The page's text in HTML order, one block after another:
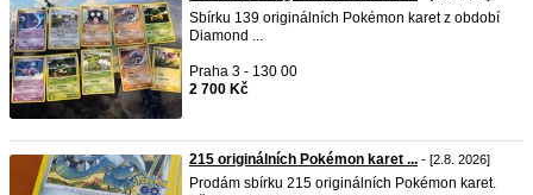
Sbírku 139 originálních Pokémon karet z období
Diamond ...
Praha 3 - 130 00
2 700 Kč
215 originálních Pokémon karet ... - [2.8. 2026]
Prodám sbírku 215 originálních Pokémon karet.